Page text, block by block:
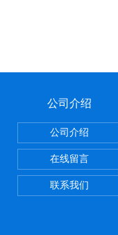
公司介绍
公司介绍
在线留言
联系我们